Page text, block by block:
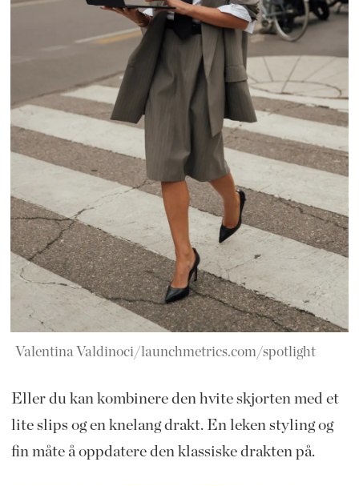
Valentina Valdinoci/launchmetrics.com/spotlight
Eller du kan kombinere den hvite skjorten med et
lite slips og en knelang drakt. En leken styling og
fin måte å oppdatere den klassiske drakten på.